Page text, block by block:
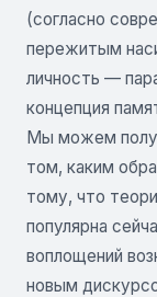
(согласно
пережитым
личность —
концепция
Мы можем
том, каким
тому, что
популярна
воплощений
новым